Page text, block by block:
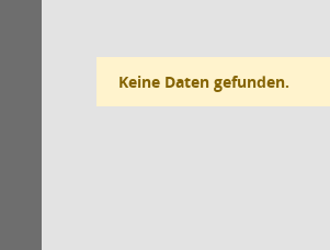
Keine Daten gefunden.